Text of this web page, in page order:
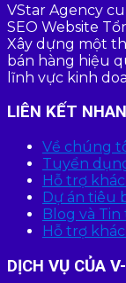
VStar Agency
SEO Website
Xây dựng một
bán hàng hiệu
lĩnh vực kinh
LIÊN KẾT
Về chúng
Tuyển
Hỗ trợ
Dự án tiêu
Blog và Tin
Hỗ trợ
DỊCH VỤ CỦA